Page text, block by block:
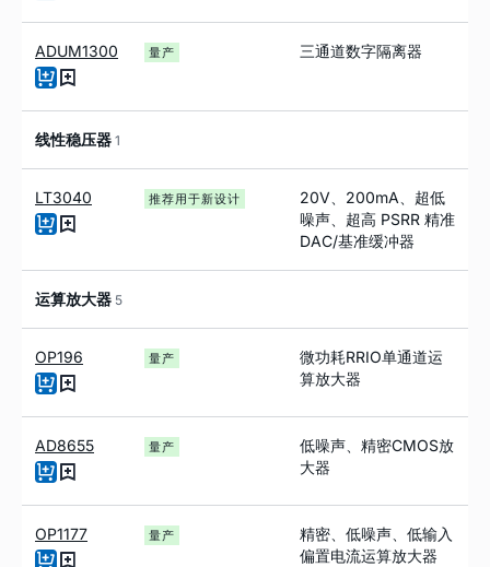
ADUM1300 量产 三通道数字隔离器
线性稳压器 1
LT3040 推荐用于新设计
20V、200mA、超低
噪声、超高 PSRR 精准
DAC/基准缓冲器
运算放大器 5
OP196 量产
微功耗RRIO单通道运
算放大器
AD8655 量产
低噪声、精密CMOS放
大器
OP1177 量产
精密、低噪声、低输入
偏置电流运算放大器